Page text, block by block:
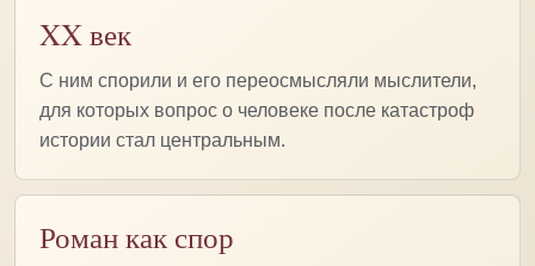
XX век
С ним спорили и его переосмысляли мыслители,
для которых вопрос о человеке после катастроф
истории стал центральным.
Роман как спор